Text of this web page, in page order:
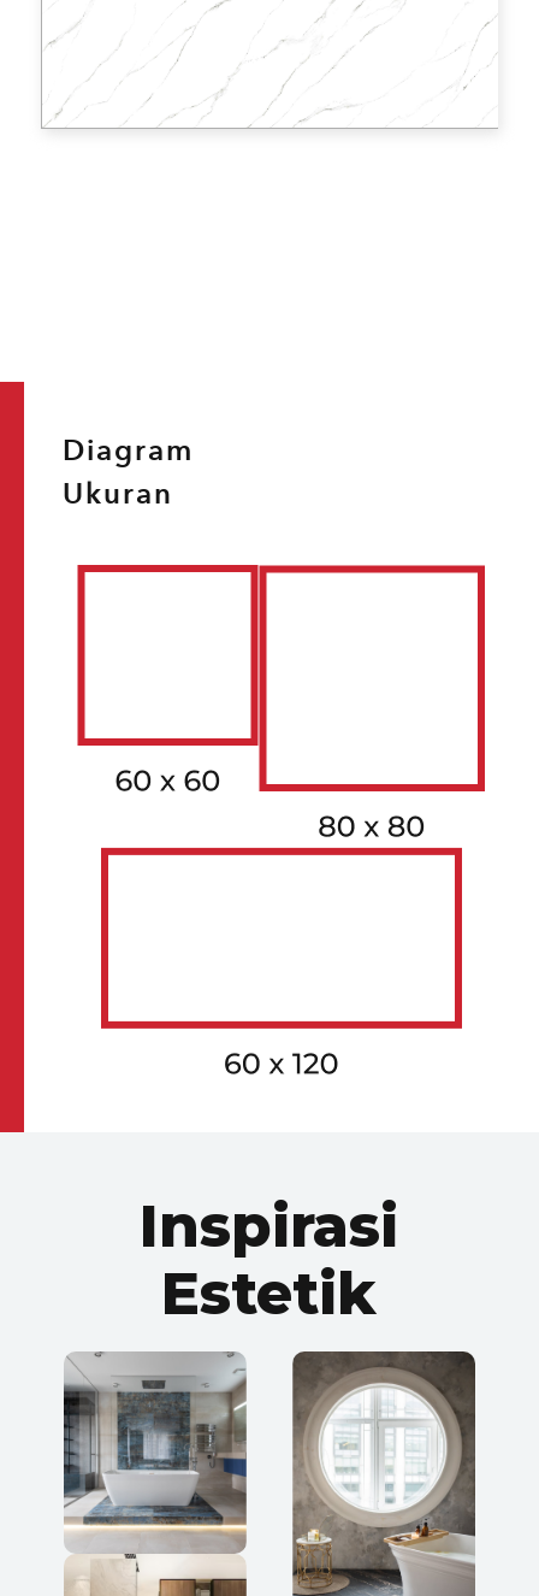
GVYCBPPALE02MZ
FACE 4
GVYCBPPALE02MZ
ROOM PREVIEW
FACE
Diagram
Ukuran
Inspirasi
Estetik